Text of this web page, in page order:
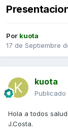
Por kuota
17 de Septiembre
kuota
Publicado
Hola a todos
J.Costa.